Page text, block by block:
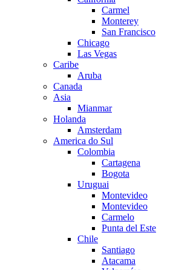
Carmel
Monterey
San Francisco
Chicago
Las Vegas
Caribe
Aruba
Canada
Asia
Mianmar
Holanda
Amsterdam
America do Sul
Colombia
Cartagena
Bogota
Uruguai
Montevideo
Montevideo
Carmelo
Punta del Este
Chile
Santiago
Atacama